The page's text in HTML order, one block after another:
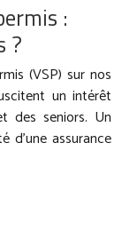
:
?
(VSP) sur nos
un intérêt
des seniors. Un
d’une assurance